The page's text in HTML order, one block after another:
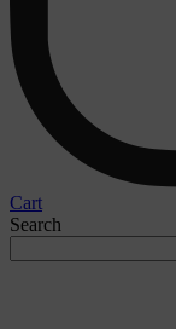
Cart
Search